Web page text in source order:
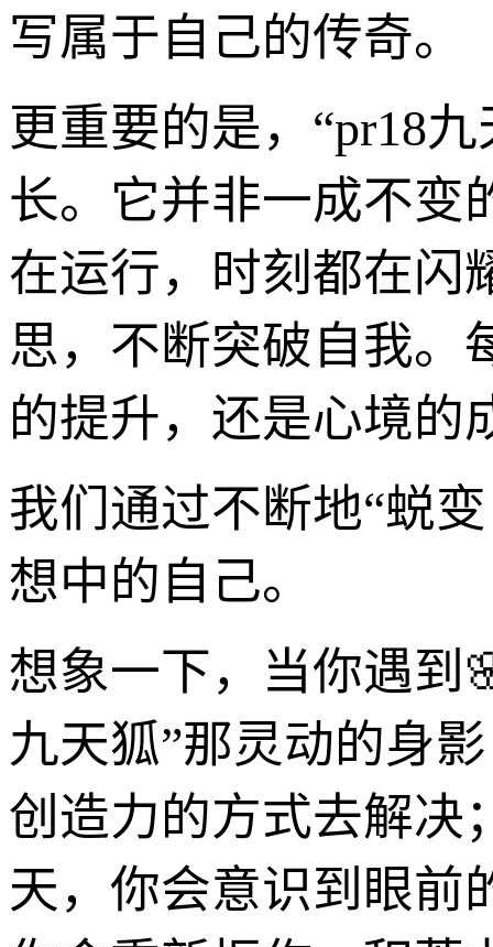
写属于自己的传奇。
更重要的是，“pr18
长。它并非一成不变
在运行，时刻都在闪
思，不断突破自我。
的提升，还是心境的
我们通过不断地“蜕
想中的自己。
想象一下，当你遇到
九天狐”那灵动的身
创造力的方式去解决
天，你会意识到眼前